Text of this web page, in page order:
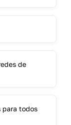
de
para todos